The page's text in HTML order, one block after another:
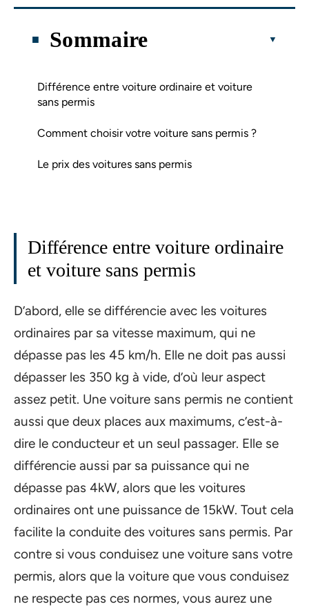
Sommaire
Différence entre voiture ordinaire et voiture
sans permis
Comment choisir votre voiture sans permis ?
Le prix des voitures sans permis
Différence entre voiture ordinaire
et voiture sans permis
D’abord, elle se différencie avec les voitures
ordinaires par sa vitesse maximum, qui ne
dépasse pas les 45 km/h. Elle ne doit pas aussi
dépasser les 350 kg à vide, d’où leur aspect
assez petit. Une voiture sans permis ne contient
aussi que deux places aux maximums, c’est-à-
dire le conducteur et un seul passager. Elle se
différencie aussi par sa puissance qui ne
dépasse pas 4kW, alors que les voitures
ordinaires ont une puissance de 15kW. Tout cela
facilite la conduite des voitures sans permis. Par
contre si vous conduisez une voiture sans votre
permis, alors que la voiture que vous conduisez
ne respecte pas ces normes, vous aurez une